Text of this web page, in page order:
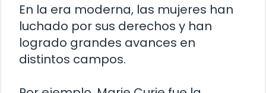
En la era moderna, las mujeres han
luchado por sus derechos y han
logrado grandes avances en
distintos campos.